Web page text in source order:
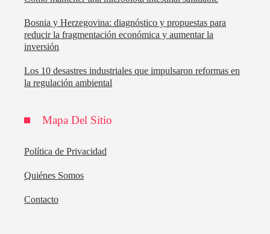
Bosnia y Herzegovina: diagnóstico y propuestas para
reducir la fragmentación económica y aumentar la
inversión
Los 10 desastres industriales que impulsaron reformas en
la regulación ambiental
Mapa Del Sitio
Política de Privacidad
Quiénes Somos
Contacto